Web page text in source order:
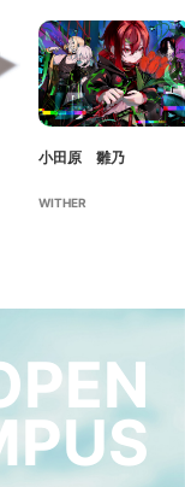
小田原 雛乃
WITHER